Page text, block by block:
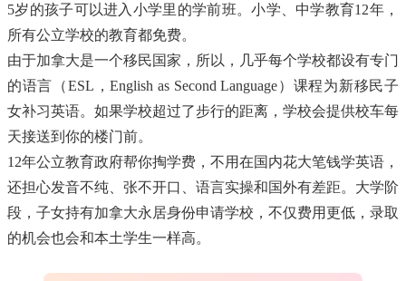
5岁的孩子可以进入小学里的学前班。小学、中学教育12年，
所有公立学校的教育都免费。
由于加拿大是一个移民国家，所以，几乎每个学校都设有专门
的语言（ESL，English as Second Language）课程为新移民子
女补习英语。如果学校超过了步行的距离，学校会提供校车每
天接送到你的楼门前。
12年公立教育政府帮你掏学费，不用在国内花大笔钱学英语，
还担心发音不纯、张不开口、语言实操和国外有差距。大学阶
段，子女持有加拿大永居身份申请学校，不仅费用更低，录取
的机会也会和本土学生一样高。